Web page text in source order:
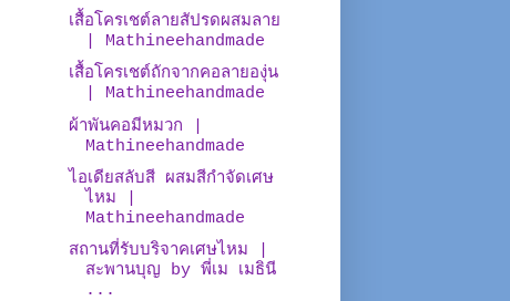
เสื้อโครเชต์ลายสัปรดผสมลาย
| Mathineehandmade
เสื้อโครเชต์ถักจากคอลายองุ่น
| Mathineehandmade
ผ้าพันคอมีหมวก |
Mathineehandmade
ไอเดียสลับสี ผสมสีกำจัดเศษ
ไหม |
Mathineehandmade
สถานที่รับบริจาคเศษไหม |
สะพานบุญ by พี่เม เมธินี
...